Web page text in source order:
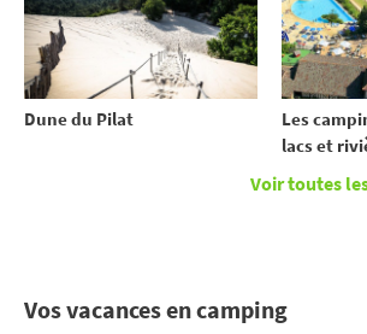
Dune du Pilat
Les
lacs et
Voir toutes
Vos vacances en camping